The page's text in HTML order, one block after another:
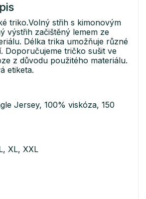
triko.Volný střih s kimonovým
výstřih začištěný lemem ze
Délka trika umožňuje různé
Doporučujeme tričko sušit ve
z důvodu použitého materiálu.
etiketa.
Jersey, 100% viskóza, 150
XL, XXL